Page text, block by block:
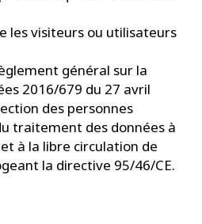
les visiteurs ou utilisateurs
général sur la
2016/679 du 27 avril
des personnes
traitement des données à
à la libre circulation de
la directive 95/46/CE.